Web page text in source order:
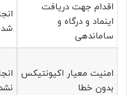
اقدام جهت دریافت
اینماد و درگاه و
ساماندهی
شد
امنیت معیار اکیونتیکس
بدون خطا